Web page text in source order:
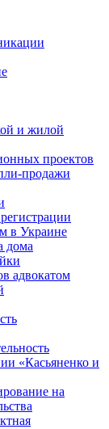
и жилой
проектов
продажи
в Украине
дома
адвокатом
«Касьяненко и
на